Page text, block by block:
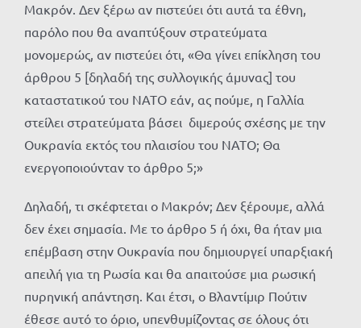
Μακρόν. Δεν ξέρω αν πιστεύει ότι αυτά τα έθνη,
παρόλο που θα αναπτύξουν στρατεύματα
μονομερώς, αν πιστεύει ότι, «Θα γίνει επίκληση του
άρθρου 5 [δηλαδή της συλλογικής άμυνας] του
καταστατικού του ΝΑΤΟ εάν, ας πούμε, η Γαλλία
στείλει στρατεύματα βάσει διμερούς σχέσης με την
Ουκρανία εκτός του πλαισίου του ΝΑΤΟ; Θα
ενεργοποιούνταν το άρθρο 5;»
Δηλαδή, τι σκέφτεται ο Μακρόν; Δεν ξέρουμε, αλλά
δεν έχει σημασία. Με το άρθρο 5 ή όχι, θα ήταν μια
επέμβαση στην Ουκρανία που δημιουργεί υπαρξιακή
απειλή για τη Ρωσία και θα απαιτούσε μια ρωσική
πυρηνική απάντηση. Και έτσι, ο Βλαντίμιρ Πούτιν
έθεσε αυτό το όριο, υπενθυμίζοντας σε όλους ότι